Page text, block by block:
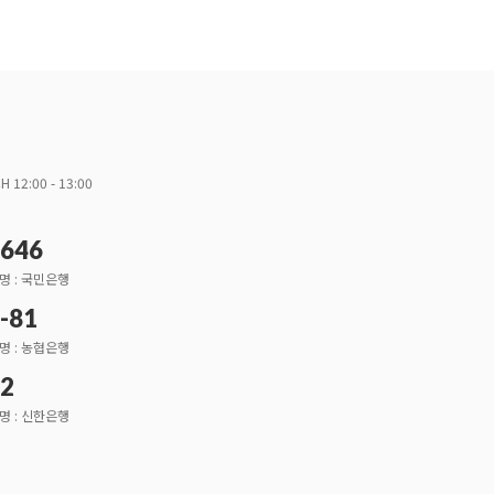
12:00 - 13:00
: 국민은행
81
: 농협은행
: 신한은행